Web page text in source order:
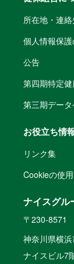
所在地・連
個人情報保
公告
第四期特定
第三期デー
お役立ち情
リンク集
Cookieの使
ナイスグル
〒230-8571
神奈川県横
ナイスビル7